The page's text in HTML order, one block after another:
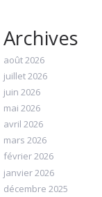
Archives
août 2026
juillet 2026
juin 2026
mai 2026
avril 2026
mars 2026
février 2026
janvier 2026
décembre 2025